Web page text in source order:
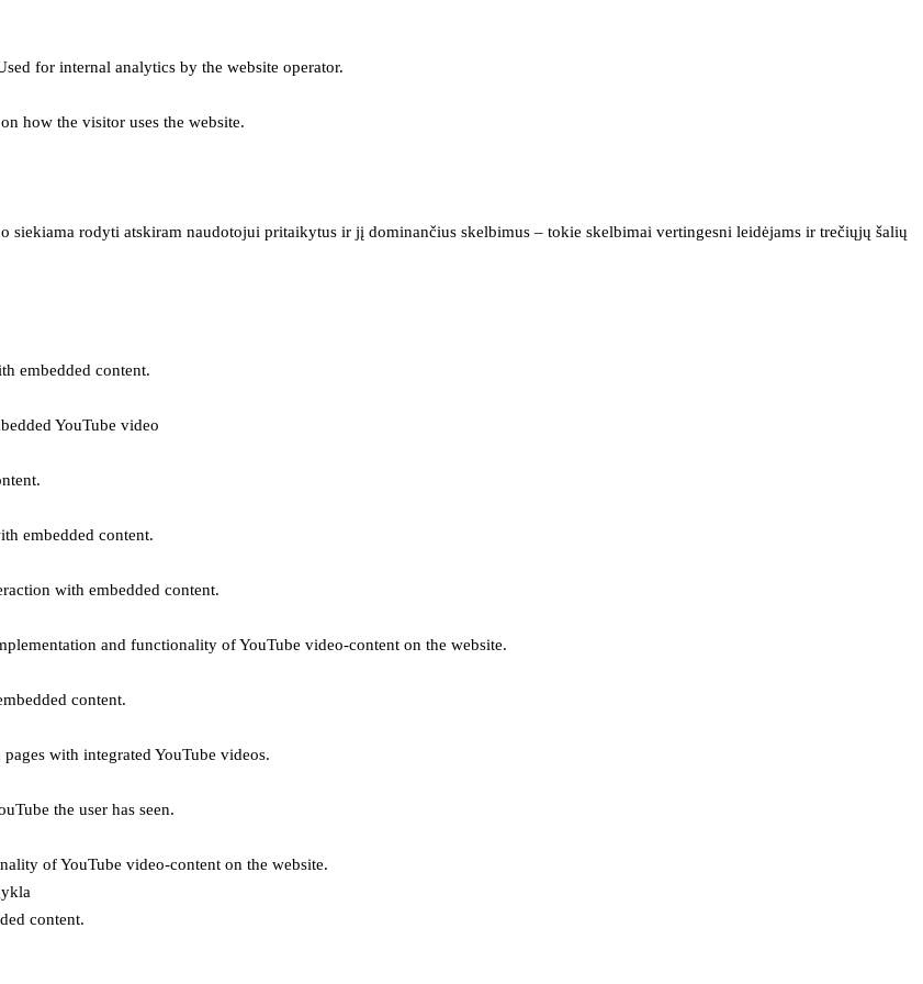
for internal analytics by the website operator.
how the visitor uses the website.
siekiama rodyti atskiram naudotojui pritaikytus ir jį dominančius skelbimus – tokie skelbimai vertingesni leidėjams ir trečiųjų šalių
embedded content.
YouTube video
embedded content.
with embedded content.
and functionality of YouTube video-content on the website.
content.
with integrated YouTube videos.
the user has seen.
of YouTube video-content on the website.
content.